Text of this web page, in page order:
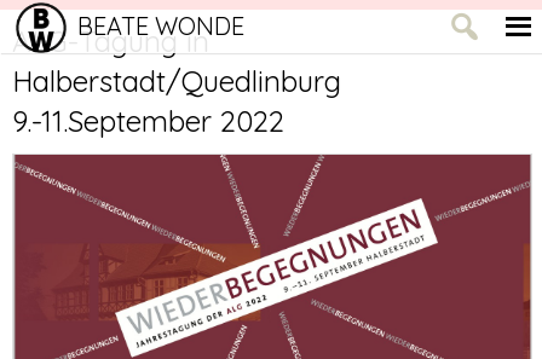
BEATE WONDE
ALG-Tagung in
Halberstadt/Quedlinburg
9.-11.September 2022